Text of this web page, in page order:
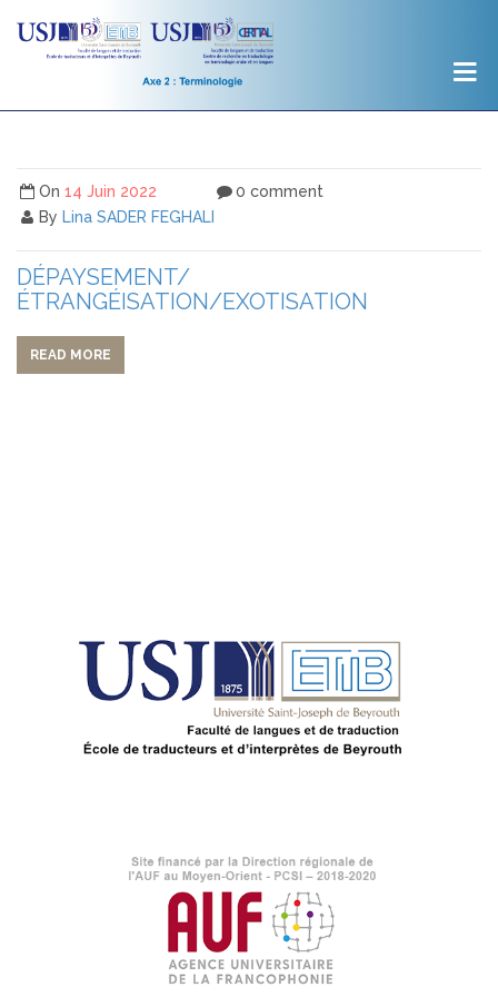
On 14 Juin 2022
By Lina SADER FEGHALI
0 comment
DÉPAYSEMENT/
ÉTRANGÉISATION/EXOTISATION
READ MORE